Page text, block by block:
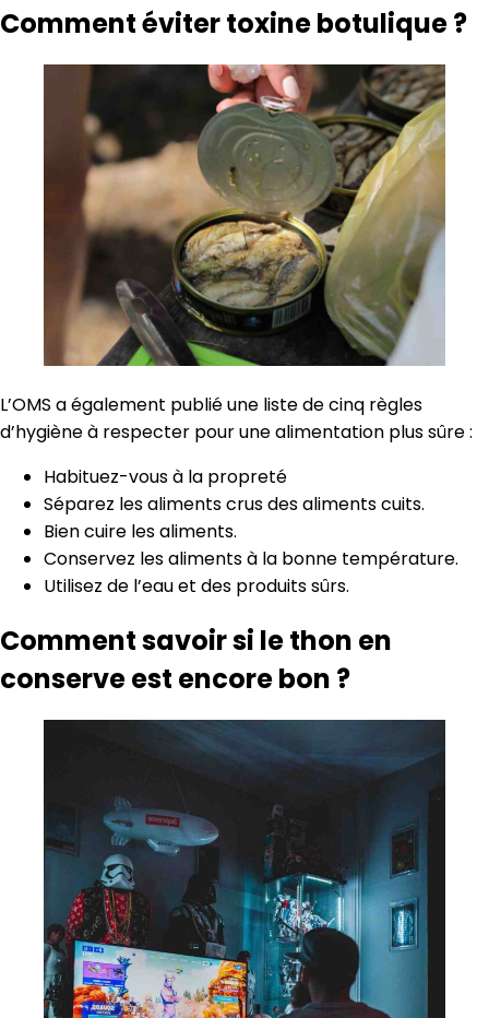
Comment éviter toxine botulique ?
L’OMS a également publié une liste de cinq règles
d’hygiène à respecter pour une alimentation plus sûre :
Habituez-vous à la propreté
Séparez les aliments crus des aliments cuits.
Bien cuire les aliments.
Conservez les aliments à la bonne température.
Utilisez de l’eau et des produits sûrs.
Comment savoir si le thon en
conserve est encore bon ?